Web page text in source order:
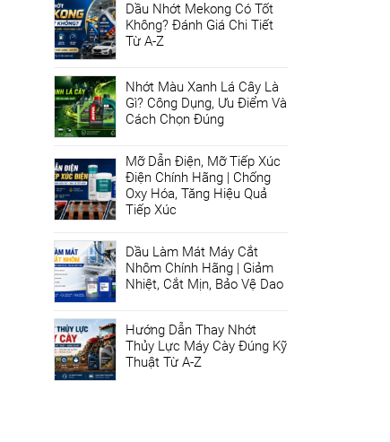
Dầu Nhớt Mekong Có Tốt
Không? Đánh Giá Chi Tiết
Từ A-Z
Nhớt Màu Xanh Lá Cây Là
Gì? Công Dụng, Ưu Điểm Và
Cách Chọn Đúng
Mỡ Dẫn Điện, Mỡ Tiếp Xúc
Điện Chính Hãng | Chống
Oxy Hóa, Tăng Hiệu Quả
Tiếp Xúc
Dầu Làm Mát Máy Cắt
Nhôm Chính Hãng | Giảm
Nhiệt, Cắt Mịn, Bảo Vệ Dao
Hướng Dẫn Thay Nhớt
Thủy Lực Máy Cày Đúng Kỹ
Thuật Từ A-Z